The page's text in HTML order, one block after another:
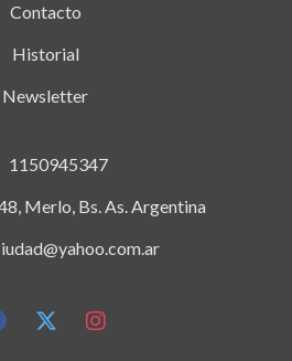
Contacto
Historial
Newsletter
1150945347
Merlo, Bs. As. Argentina